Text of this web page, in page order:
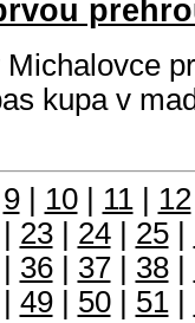
kupa v
9| 10| 11| 12
23| 24| 25|
36| 37| 38|
49| 50| 51|